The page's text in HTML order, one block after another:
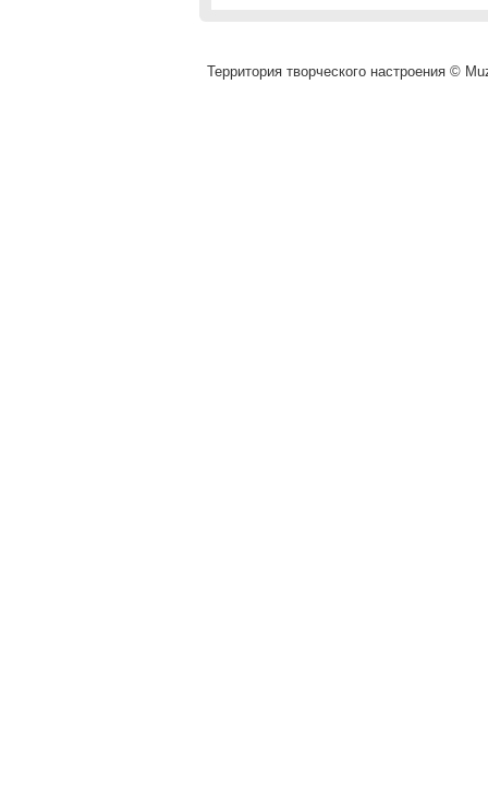
Территория творческого настроения ©